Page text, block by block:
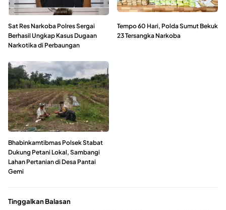
Sat Res Narkoba Polres Sergai
Berhasil Ungkap Kasus Dugaan
Narkotika di Perbaungan
Tempo 60 Hari, Polda Sumut Bekuk
23 Tersangka Narkoba
Bhabinkamtibmas Polsek Stabat
Dukung Petani Lokal, Sambangi
Lahan Pertanian di Desa Pantai
Gemi
Tinggalkan Balasan